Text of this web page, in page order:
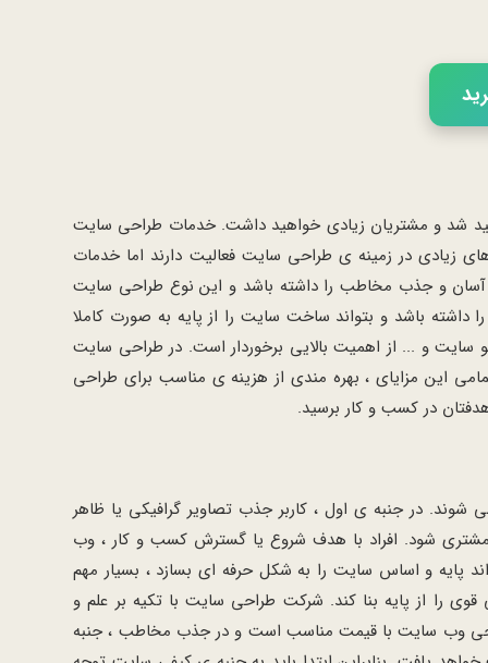
شد و مشتریان زیادی خواهید داشت. خدمات طراحی سایت
در زمینه ی طراحی سایت فعالیت دارند اما خدمات
آسان و جذب مخاطب را داشته باشد و این نوع طراحی سایت
باشد و بتواند ساخت سایت را از پایه به صورت کاملا
و ... از اهمیت بالایی برخوردار است. در طراحی سایت
این مزایای ، بهره مندی از هزینه ی مناسب برای طراحی
در کسب و کار برسید.
در جنبه ی اول ، کاربر جذب تصاویر گرافیکی یا ظاهر
شود. افراد با هدف شروع یا گسترش کسب و کار ، وب
پایه و اساس سایت را به شکل حرفه ای بسازد ، بسیار مهم
را از پایه بنا کند. شرکت طراحی سایت با تکیه بر علم و
وب سایت با قیمت مناسب است و در جذب مخاطب ، جنبه